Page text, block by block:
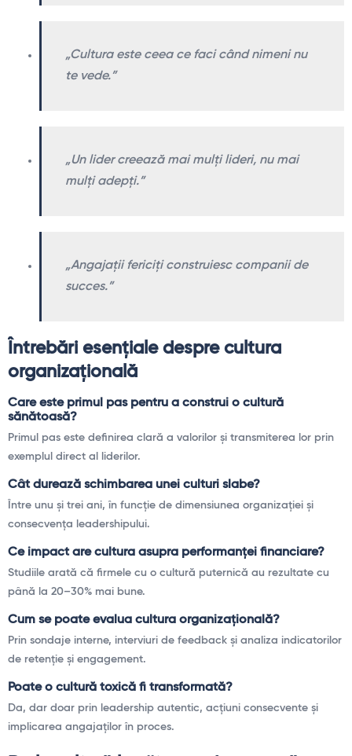
„Cultura este ceea ce faci când nimeni nu
te vede.”
„Un lider creează mai mulți lideri, nu mai
mulți adepți.”
„Angajații fericiți construiesc companii de
succes.”
Întrebări esențiale despre cultura
organizațională
Care este primul pas pentru a construi o cultură
sănătoasă?
Primul pas este definirea clară a valorilor și transmiterea lor prin
exemplul direct al liderilor.
Cât durează schimbarea unei culturi slabe?
Între unu și trei ani, în funcție de dimensiunea organizației și
consecvența leadershipului.
Ce impact are cultura asupra performanței financiare?
Studiile arată că firmele cu o cultură puternică au rezultate cu
până la 20–30% mai bune.
Cum se poate evalua cultura organizațională?
Prin sondaje interne, interviuri de feedback și analiza indicatorilor
de retenție și engagement.
Poate o cultură toxică fi transformată?
Da, dar doar prin leadership autentic, acțiuni consecvente și
implicarea angajaților în proces.